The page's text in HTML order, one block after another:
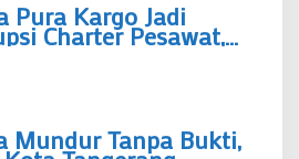
Pura Kargo Jadi
Charter Pesawat,
tapi Boeing Tak
Mundur Tanpa Bukti,